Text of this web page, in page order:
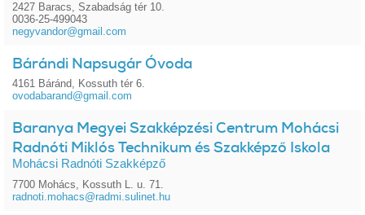
2427 Baracs, Szabadság tér 10.
0036-25-499043
negyvandor@gmail.com
Bárándi Napsugár Óvoda
4161 Báránd, Kossuth tér 6.
ovodabarand@gmail.com
Baranya Megyei Szakképzési Centrum Mohácsi
Radnóti Miklós Technikum és Szakképző Iskola
Mohácsi Radnóti Szakképző
7700 Mohács, Kossuth L. u. 71.
radnoti.mohacs@radmi.sulinet.hu